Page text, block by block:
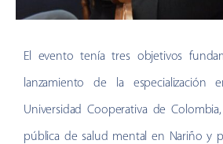
El evento tenía tres objetivos
lanzamiento de la especialización
Universidad Cooperativa de
pública de salud mental en Nariño y